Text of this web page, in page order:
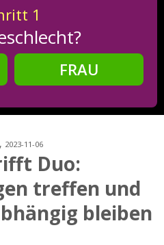
1
FRAU
2
3
E-Mail?
2023-11-06
Duo:
treffen und
bleiben